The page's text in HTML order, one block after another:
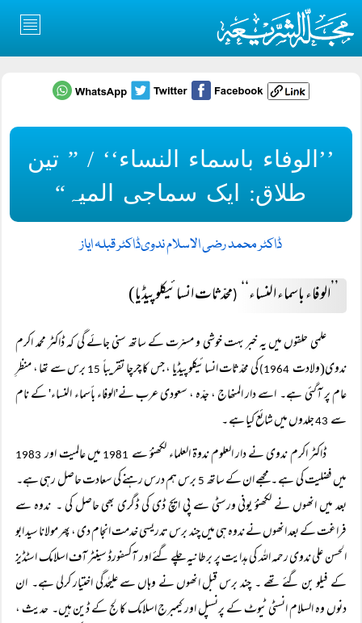
’’الوفاء باسماء النساء‘‘ / ” تین
طلاق: ایک سماجی المیہ“
ڈاکٹر محمد رضی الاسلام ندویڈاکٹر قبلہ ایاز
’’الوفاء باسماء النساء‘‘ (محدّثات انسائیکلوپیڈیا)
علمی حلقوں میں یہ خبر بہت خوشی و مسرّت کے ساتھ سنی جائے گی کہ ڈاکٹر محمد اکرم
ندوی(ولادت
کی محدّثات انسائیکلوپیڈیا ، جس کا چرچا تقریباً
برس سے تھا ، منظرِ
عام پر آگئی ہے۔ اسے دار المنھاج ، جدّہ ، سعودی عرب نے'الوفاء بأسماء النساء' کے نام
سے
جلدوں میں شائع کیا ہے ۔
ڈاکٹر اکرم ندوی نے دار العلوم ندوۃ العلماء لکھنؤ سے
میں عالمیت اور1983
میں فضلیت کی ہے ۔ مجھے ان کے ساتھ برس ہم درس رہنے کی سعادت حاصل رہی ہے۔
بعد میں انھوں نے لکھنؤ یونی ورسٹی سے پی ایچ ڈی کی ڈگری بھی حاصل کی ۔ ندوہ سے
فراغت کے بعد انھوں نے ندوہ ہی میں چند برس تدریسی خدمت انجام دی ، پھر مولانا سید ابو
الحسن علی ندوی رحمہ اللہ کی ہدایت پر برطانیہ چلے گئے اور آکسفورڈ سینٹر آف اسلامک اسٹڈیز
کے فیلو بن گئے تھے ۔ چند برس قبل انھوں نے وہاں سے علیٰحدگی اختیار کرلی ہے۔ ان
دنوں وہ السلام انسٹی ٹیوٹ کے پرنسپل اور کیمبرج اسلامک کالج کے ڈین ہیں۔ حدیث ،